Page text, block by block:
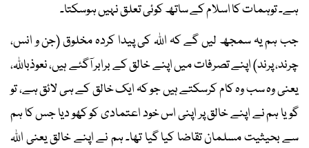
ہے۔ توہمات کا اسلام کے ساتھ کوئی تعلق نہیں ہوسکتا۔
جب ہم یہ سمجھ لیں گے کہ اللہ کی پیدا کردہ مخلوق (جن و انس،
چرند، پرند) اپنے تصرفات میں اپنے خالق کے برابر آگئے ہیں، نعوذباللہ،
یعنی وہ سب وہ کام کرسکتے ہیں جو کہ ایک خالق کے ہی لائق ہے، تو
گویا ہم نے اپنے خالق پر اپنی اس خود اعتمادی کو کھو دیا جس کا ہم
سے بحیثیت مسلمان تقاضا کیا گیا تھا۔ ہم نے اپنے خالق یعنی اللہ